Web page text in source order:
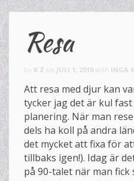
Resa
by K Z on JULI 1, 2010 with INGA
Att resa med djur kan
tycker jag det är kul
planering. När man
dels ha koll på andra
det mycket att fixa för
tillbaks igen!). Idag är
på 90-talet när man fick